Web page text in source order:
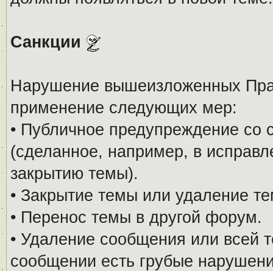
Санкции
Нарушение вышеизложенных
применение следующих мер:
• Публичное предупреждение
(сделанное, например, в
закрытию темы).
• Закрытие темы или удаление
• Перенос темы в другой форум.
• Удаление сообщения или всей
сообщении есть грубые